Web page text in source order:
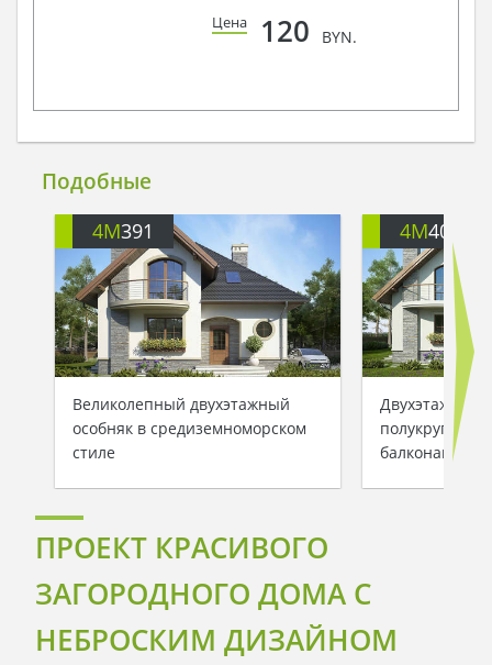
Цена 120 BYN.
Подобные
4M391
Великолепный двухэтажный
особняк в средиземноморском
стиле
4M401
Двухэтажный
балконами
ПРОЕКТ КРАСИВОГО
ЗАГОРОДНОГО ДОМА С
НЕБРОСКИМ ДИЗАЙНОМ